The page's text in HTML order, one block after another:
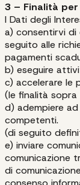
3 – Finalità
I Dati degli
a) consentirvi di
seguito alle
pagamenti
b) eseguire
c) accelerare le
(le finalità
d) adempiere
competenti.
(di seguito
e) inviare
comunicazione
di